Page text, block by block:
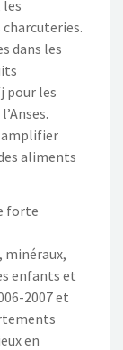
les
dans les
pour les
amplifier
aliments
forte
enfants et
2007 et
en